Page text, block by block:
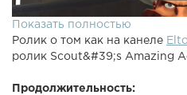
Показать полностью
Ролик о том как на канеле
ролик Scout&#39;s Amazing
Продолжительность: